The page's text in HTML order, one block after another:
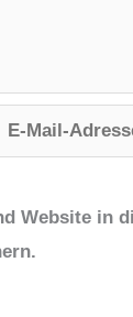
E-
Website in